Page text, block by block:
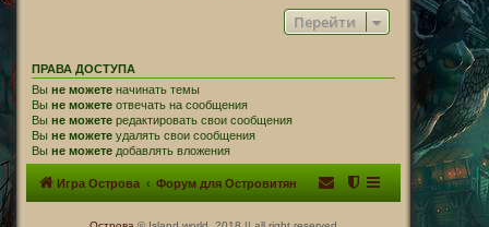
Перейти
ПРАВА ДОСТУПА
Вы не можете начинать темы
Вы не можете отвечать на сообщения
Вы не можете редактировать свои сообщения
Вы не можете удалять свои сообщения
Вы не можете добавлять вложения
Игра Острова Форум для Островитян